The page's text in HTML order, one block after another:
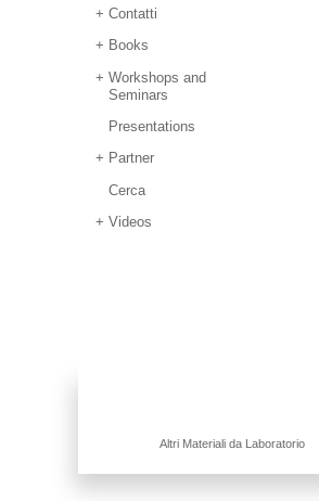
Contatti
Books
Workshops and
Seminars
Presentations
Partner
Cerca
Videos
Altri Materiali da Laboratorio